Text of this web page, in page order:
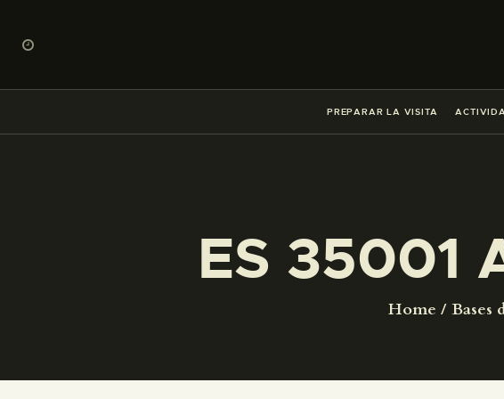
PREPARAR LA VISITA
ES 35001
Home Bases
█
DIDÁCTICA